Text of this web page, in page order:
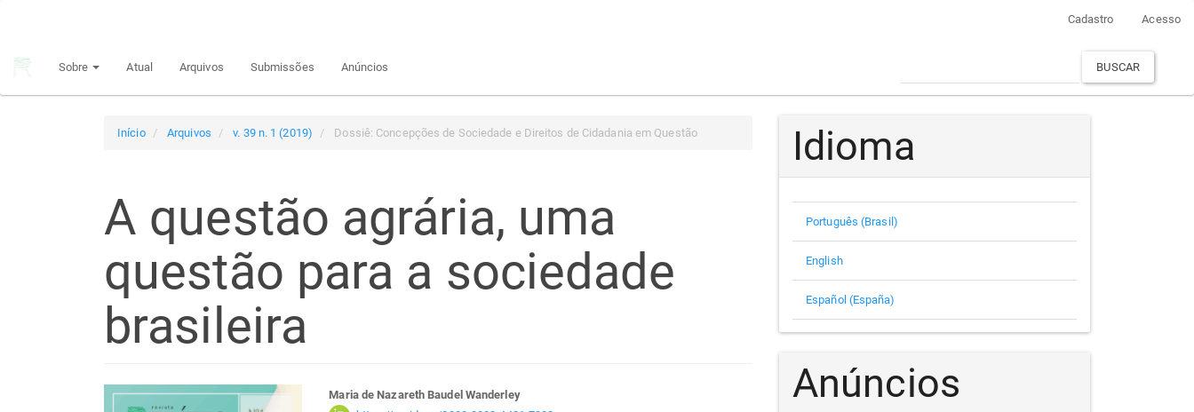
principal
Cadastro Acesso
Sobre Atual Arquivos Submissões Anúncios BUSCAR
Início Arquivos v. 39 n. 1 (2019) Dossiê: Concepções de Sociedade e Direitos de Cidadania em Questão
A questão agrária, uma
questão para a sociedade
brasileira
Maria de Nazareth Baudel Wanderley
Idioma
Português (Brasil)
English
Español (España)
Anúncios